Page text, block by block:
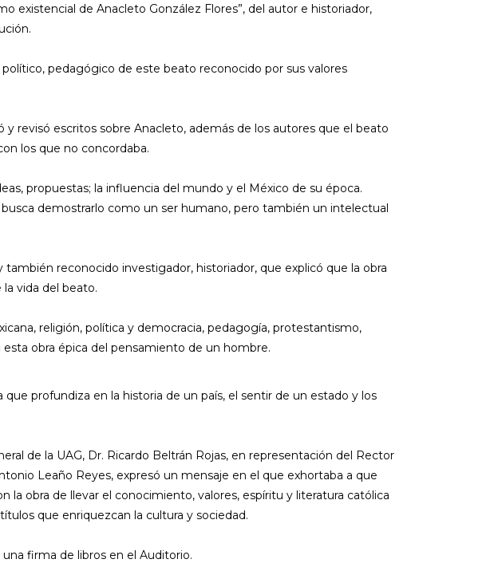
existencial de Anacleto González Flores”, del autor e historiador,
pedagógico de este beato reconocido por sus valores
revisó escritos sobre Anacleto, además de los autores que el beato
los que no concordaba.
propuestas; la influencia del mundo y el México de su época.
demostrarlo como un ser humano, pero también un intelectual
reconocido investigador, historiador, que explicó que la obra
vida del beato.
religión, política y democracia, pedagogía, protestantismo,
obra épica del pensamiento de un hombre.
que profundiza en la historia de un país, el sentir de un estado y los
de la UAG, Dr. Ricardo Beltrán Rojas, en representación del Rector
Leaño Reyes, expresó un mensaje en el que exhortaba a que
la obra de llevar el conocimiento, valores, espíritu y literatura católica
que enriquezcan la cultura y sociedad.
firma de libros en el Auditorio.